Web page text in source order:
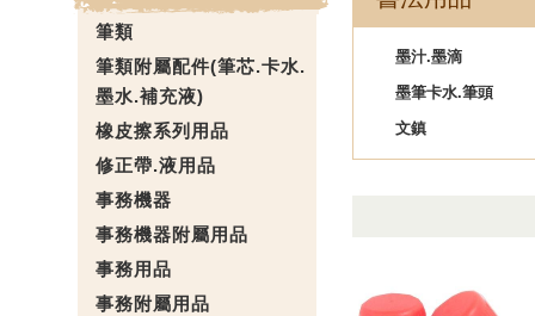
筆類
筆類附屬配件(筆芯.卡水.
墨水.補充液)
橡皮擦系列用品
修正帶.液用品
事務機器
事務機器附屬用品
事務用品
事務附屬用品
墨汁.墨滴
墨筆卡水.筆頭
文鎮